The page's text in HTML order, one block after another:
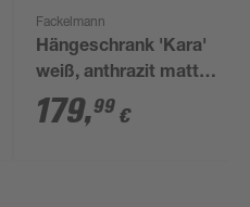
Fackelmann
Hängeschrank 'Kara'
weiß, anthrazit matt
40,5 x 70 x 22,5 cm
rechts
179,99 €